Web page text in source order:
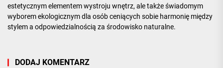
estetycznym elementem wystroju wnętrz, ale także świadomym
wyborem ekologicznym dla osób ceniących sobie harmonię między
stylem a odpowiedzialnością za środowisko naturalne.
DODAJ KOMENTARZ